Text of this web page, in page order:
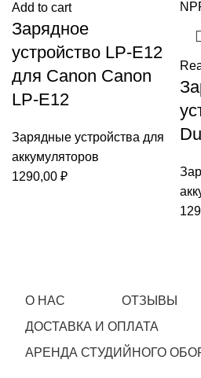
Add to cart
Зарядное
устройство LP-E12
для Canon Canon
LP-E12
Зарядные устройства для
аккумуляторов
1290,00 ₽
О НАС ОТЗЫВЫ
ДОСТАВКА И ОПЛАТА
АРЕНДА СТУДИЙНОГО